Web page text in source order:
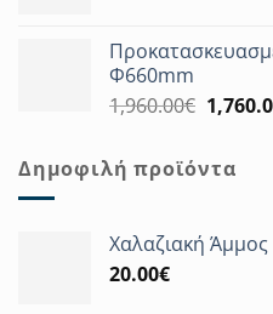
Φ660mm
1,960.00€
Δημοφιλή προϊόντα
Χαλαζιακή Άμμος
20.00€